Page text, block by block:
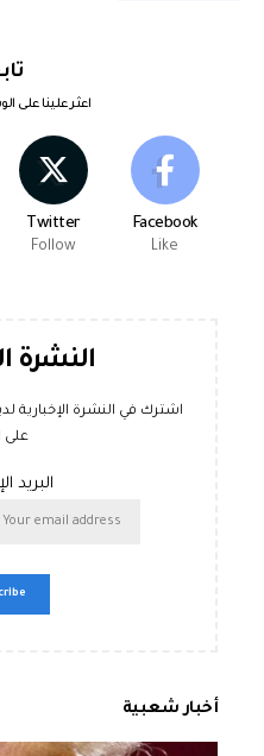
اعثر علينا على
Facebook
Like
Twitter
Follow
النشرة
اشترك في النشرة الإخبارية
على
البريد
أخبار شعبية